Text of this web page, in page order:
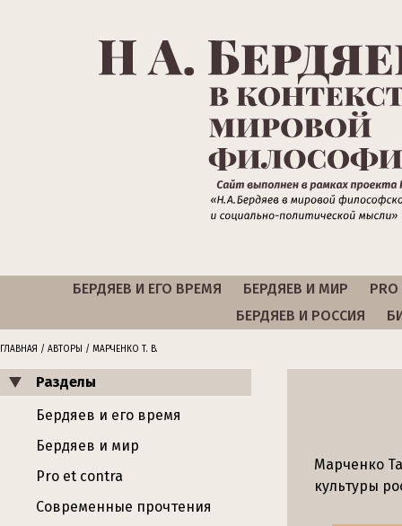
БЕРДЯЕВ И ЕГО ВРЕМЯ БЕРДЯЕВ И МИР
PRO
БЕРДЯЕВ И РОССИЯ
ГЛАВНАЯ / АВТОРЫ / МАРЧЕНКО Т. В.
Разделы
Бердяев и его время
Бердяев и мир
Pro et contra
Современные прочтения
Марченко
культуры